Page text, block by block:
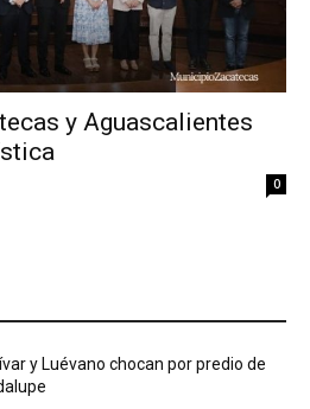
y Aguascalientes
0
y Luévano chocan por predio de